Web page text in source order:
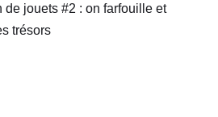
de jouets #2 : on farfouille et
trésors